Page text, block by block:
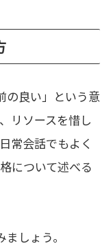
の良い」という意
リソースを惜し
常会話でもよく
について述べる
しょう。